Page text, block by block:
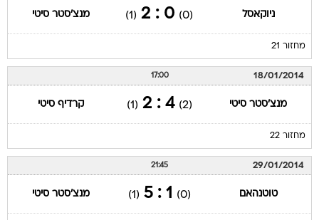
ניוקאסל (0)
0 : 2
(1) מנצ'סטר סיטי
מחזור 21
18/01/2014
17:00
מנצ'סטר סיטי (2)
4 : 2
(1) קרדיף סיטי
מחזור 22
29/01/2014
21:45
טוטנהאם (0)
1 : 5
(1) מנצ'סטר סיטי